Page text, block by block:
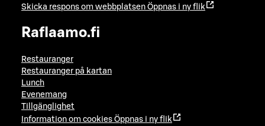
Skicka respons om webbplatsen Öppnas i ny flik
Raflaamo.fi
Restauranger
Restauranger på kartan
Lunch
Evenemang
Tillgänglighet
Information om cookies Öppnas i ny flik